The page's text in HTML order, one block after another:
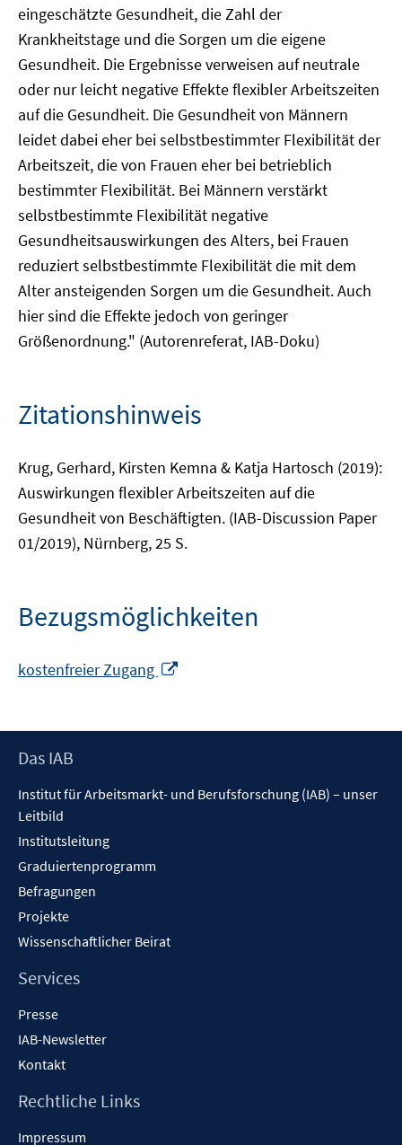
eingeschätzte Gesundheit, die Zahl der
Krankheitstage und die Sorgen um die eigene
Gesundheit. Die Ergebnisse verweisen auf neutrale
oder nur leicht negative Effekte flexibler Arbeitszeiten
auf die Gesundheit. Die Gesundheit von Männern
leidet dabei eher bei selbstbestimmter Flexibilität der
Arbeitszeit, die von Frauen eher bei betrieblich
bestimmter Flexibilität. Bei Männern verstärkt
selbstbestimmte Flexibilität negative
Gesundheitsauswirkungen des Alters, bei Frauen
reduziert selbstbestimmte Flexibilität die mit dem
Alter ansteigenden Sorgen um die Gesundheit. Auch
hier sind die Effekte jedoch von geringer
Größenordnung." (Autorenreferat, IAB-Doku)
Zitationshinweis
Krug, Gerhard, Kirsten Kemna & Katja Hartosch (2019):
Auswirkungen flexibler Arbeitszeiten auf die
Gesundheit von Beschäftigten. (IAB-Discussion Paper
01/2019), Nürnberg, 25 S.
Bezugsmöglichkeiten
kostenfreier Zugang
öffnen
Footer
Das IAB
Institut für Arbeitsmarkt- und Berufsforschung (IAB) – unser
Leitbild
Institutsleitung
Graduiertenprogramm
Befragungen
Projekte
Wissenschaftlicher Beirat
Services
Presse
IAB-Newsletter
Kontakt
Rechtliche Links
Impressum